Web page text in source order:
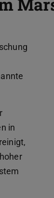
in